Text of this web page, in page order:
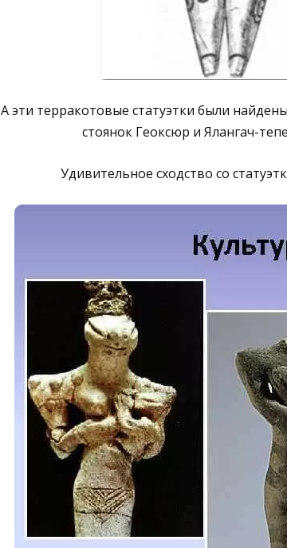
А эти терракотовые статуэтки были
стоянок Геоксюр и Ялангач-
Удивительное сходство со